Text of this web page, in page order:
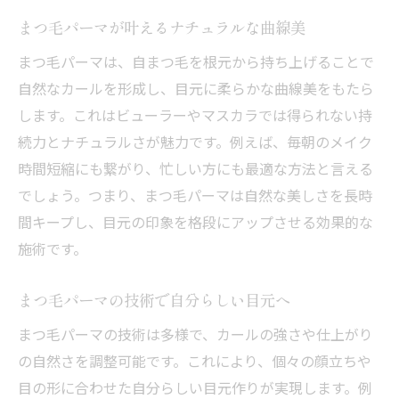
まつ毛パーマが叶えるナチュラルな曲線美
まつ毛パーマは、自まつ毛を根元から持ち上げることで
自然なカールを形成し、目元に柔らかな曲線美をもたら
します。これはビューラーやマスカラでは得られない持
続力とナチュラルさが魅力です。例えば、毎朝のメイク
時間短縮にも繋がり、忙しい方にも最適な方法と言える
でしょう。つまり、まつ毛パーマは自然な美しさを長時
間キープし、目元の印象を格段にアップさせる効果的な
施術です。
まつ毛パーマの技術で自分らしい目元へ
まつ毛パーマの技術は多様で、カールの強さや仕上がり
の自然さを調整可能です。これにより、個々の顔立ちや
目の形に合わせた自分らしい目元作りが実現します。例